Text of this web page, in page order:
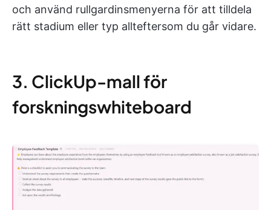
och använd rullgardinsmenyerna för att tilldela
rätt stadium eller typ allteftersom du går vidare.
3. ClickUp-mall för
forskningswhiteboard